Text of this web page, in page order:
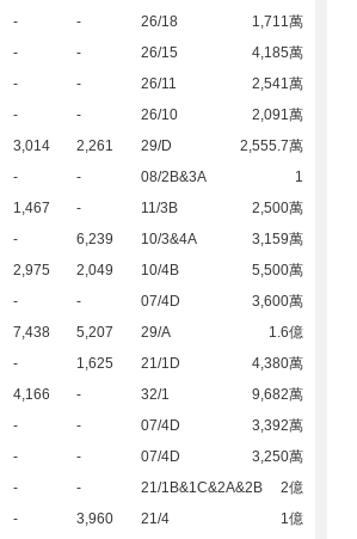
- - 26/18
1,711萬
- - 26/15
4,185萬
- - 26/11
2,541萬
- - 26/10
2,091萬
3,014 2,261 29/D
2,555.7萬
- - 08/2B&3A
1
1,467 - 11/3B
2,500萬
- 6,239 10/3&4A
3,159萬
2,975 2,049 10/4B
5,500萬
- - 07/4D
3,600萬
7,438 5,207 29/A
1.6億
- 1,625 21/1D
4,380萬
4,166 - 32/1
9,682萬
- - 07/4D
3,392萬
- - 07/4D
3,250萬
- - 21/1B&1C&2A&2B
2億
- 3,960 21/4
1億